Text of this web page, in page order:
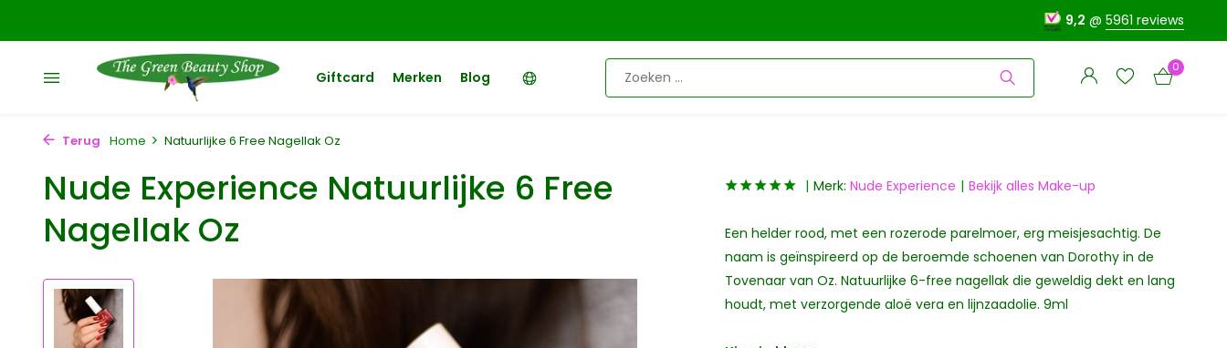
9,2 @ 5961 reviews
Giftcard Merken Blog
Account
aanmaken
Account
aanmaken
0
Terug Home Natuurlijke 6 Free Nagellak Oz
Nude Experience Natuurlijke 6 Free
Nagellak Oz
Merk: Nude Experience Bekijk alles Make-up
Een helder rood, met een rozerode parelmoer, erg meisjesachtig. De
naam is geïnspireerd op de beroemde schoenen van Dorothy in de
Tovenaar van Oz. Natuurlijke 6-free nagellak die geweldig dekt en lang
houdt, met verzorgende aloë vera en lijnzaadolie. 9ml